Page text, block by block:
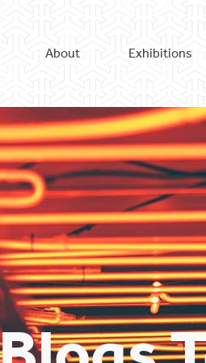
About Exhibitions